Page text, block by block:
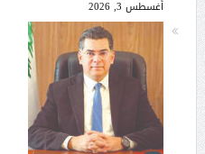
أغسطس 3, 2026